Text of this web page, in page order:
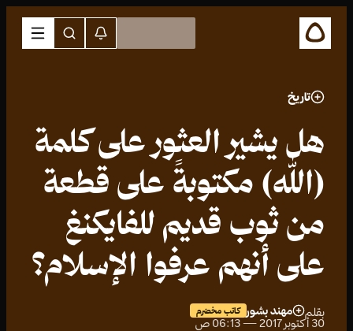
تاريخ
هل يشير العثور على كلمة
(الله) مكتوبةً على قطعة
من ثوب قديم للفايكنغ
على أنهم عرفوا الإسلام؟
بقلم مهند بشور كاتب مخضرم
30 أكتوبر 2017 — 06:13 ص